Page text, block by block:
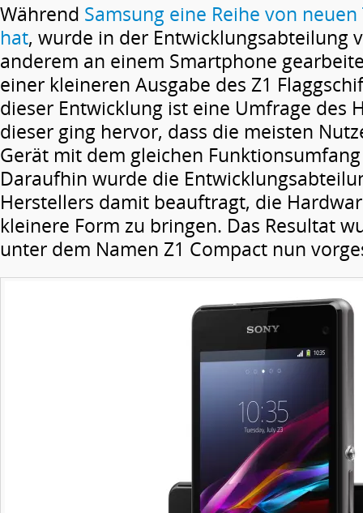
Während Samsung eine Reihe von
hat, wurde in der Entwicklungsabteilung
anderem an einem Smartphone
einer kleineren Ausgabe des Z1
dieser Entwicklung ist eine Umfrage des
dieser ging hervor, dass die meisten
Gerät mit dem gleichen
Daraufhin wurde die
Herstellers damit beauftragt, die
kleinere Form zu bringen. Das Resultat
unter dem Namen Z1 Compact nun